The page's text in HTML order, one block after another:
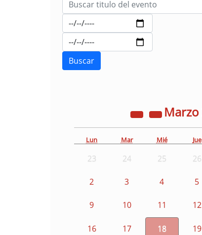
Marzo
Lun Mar Mié Jue
23 24 25 26
2 3 4 5
9 10 11 12
16 17 18 19